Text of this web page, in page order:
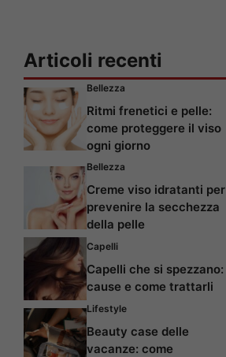
Articoli recenti
Bellezza
Ritmi frenetici e pelle:
come proteggere il viso
ogni giorno
Bellezza
Creme viso idratanti per
prevenire la secchezza
della pelle
Capelli
Capelli che si spezzano:
cause e come trattarli
Lifestyle
Beauty case delle
vacanze: come